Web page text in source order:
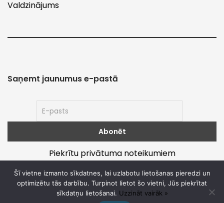
Valdzinājums
Saņemt jaunumus e-pastā
Piekrītu privātuma noteikumiem
Noteikumi un privātums
Šī vietne izmanto sīkdatnes, lai uzlabotu lietošanas pieredzi un
optimizētu tās darbību. Turpinot lietot šo vietni, Jūs piekrītat
sīkdatņu lietošanai. Uzzināt vairāk »